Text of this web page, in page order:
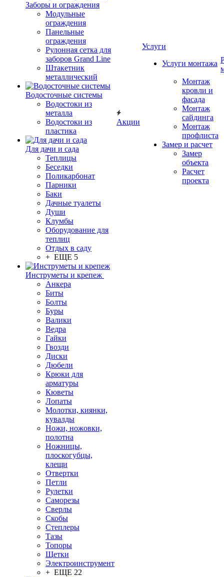
Заборы и ограждения
Модульные
ограждения
Панельные
ограждения
Рулонная сетка для
заборов Grand Line
Штакетник
металлический
Водосточные системы
Водостоки из
металла
Водостоки из
пластика
Для дачи и сада
Теплицы
Беседки
Поликарбонат
Парники
Баки
Дачные туалеты
Души
Клумбы
Оборудование для
теплиц
Отдых в саду
+ ЕЩЕ 5
Инструметы и крепеж
Анкера
Биты
Болты
Буры
Валики
Ведра
Гайки
Гвозди
Диски
Дюбели
Крюки для
арматуры
Кюветы
Лопаты
Молотки, киянки,
кувалды
Ножи, ножовки,
полотна
Ножницы,
плоскогубцы,
клещи
Отвертки
Петли
Рулетки
Саморезы
Сверлы
Скобы
Степлеры
Тазы
Топоры
Щетки
Электроинструмент
+ ЕЩЕ 22
Акции
Услуги
Услуги монтажа
Монтаж
кровли и
фасада
Монтаж
сайдинга
Монтаж
профлиста
Замер и расчет
Замер
объекта
Расчет
проекта